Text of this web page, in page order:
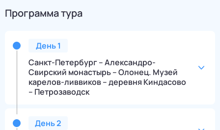
Программа тура
День1
Санкт-Петербург – Александро-
Свирский монастырь – Олонец. Музей
карелов-ливвиков – деревня Киндасово
– Петрозаводск
День2